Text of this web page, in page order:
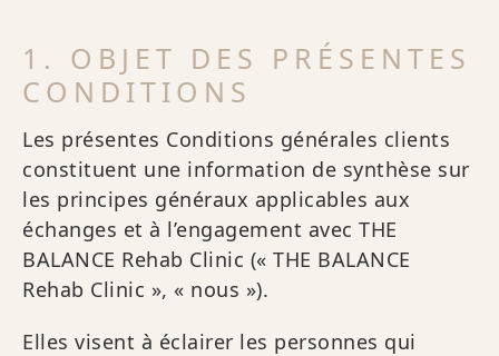
1. OBJET DES PRÉSENTES
CONDITIONS
Les présentes Conditions générales clients
constituent une information de synthèse sur
les principes généraux applicables aux
échanges et à l’engagement avec THE
BALANCE Rehab Clinic (« THE BALANCE
Rehab Clinic », « nous »).
Elles visent à éclairer les personnes qui